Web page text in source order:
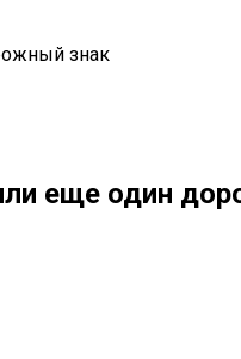
знак
еще один